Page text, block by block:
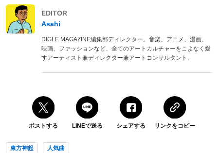
EDITOR
Asahi
DIGLE MAGAZINE編集部ディレクター。音楽、アニメ、漫画、
映画、ファッションなど、全てのアートカルチャーをこよなく愛
すアーティスト兼ディレクター兼アートコンサルタント。
ポストする LINEで送る シェアする リンクをコピー
東方神起 人気曲